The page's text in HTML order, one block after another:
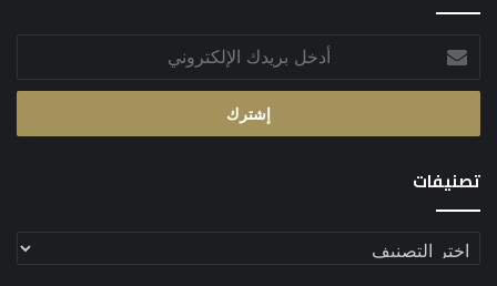
أدخل
بريدك
الإلكتروني
تصنيفات
تصنيفات